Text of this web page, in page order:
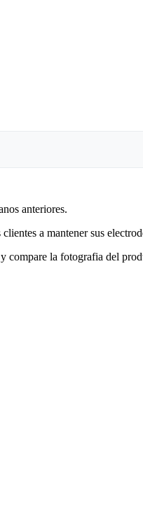
anteriores.
a mantener sus
compare la fotografia del